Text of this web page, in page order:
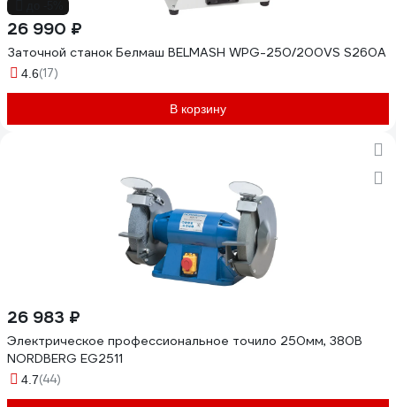
26 990 ₽
Заточной станок Белмаш BELMASH WPG-250/200VS S260A
4.6(17)
В корзину
26 983 ₽
Электрическое профессиональное точило 250мм, 380В
NORDBERG EG2511
4.7(44)